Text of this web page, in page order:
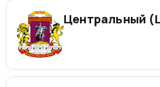
Центральный